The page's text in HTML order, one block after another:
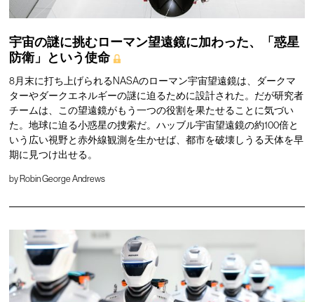
宇宙の謎に挑むローマン望遠鏡に加わった、「惑星
防衛」という使命
8月末に打ち上げられるNASAのローマン宇宙望遠鏡は、ダークマ
ターやダークエネルギーの謎に迫るために設計された。だが研究者
チームは、この望遠鏡がもう一つの役割を果たせることに気づい
た。地球に迫る小惑星の捜索だ。ハッブル宇宙望遠鏡の約100倍と
いう広い視野と赤外線観測を生かせば、都市を破壊しうる天体を早
期に見つけ出せる。
by Robin George Andrews